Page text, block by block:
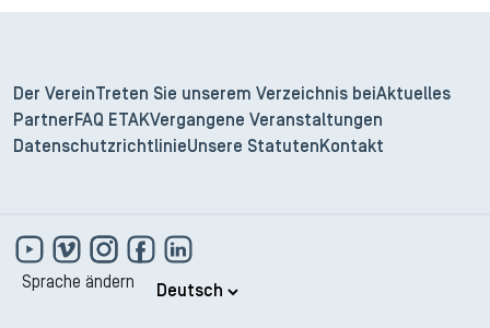
Der Verein Treten Sie unserem Verzeichnis beiAktuelles
Partner FAQ ETAKVergangene Veranstaltungen
DatenschutzrichtlinieUnsere Statuten Kontakt
Sprache ändern